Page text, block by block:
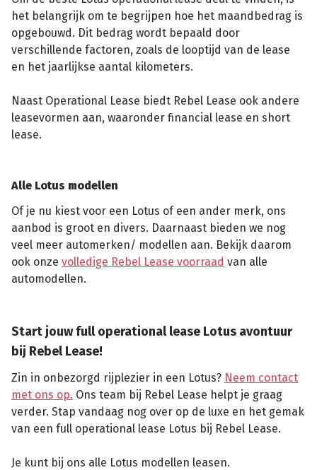
het belangrijk om te begrijpen hoe het maandbedrag is
opgebouwd. Dit bedrag wordt bepaald door
verschillende factoren, zoals de looptijd van de lease
en het jaarlijkse aantal kilometers.
Naast Operational Lease biedt Rebel Lease ook andere
leasevormen aan, waaronder financial lease en short
lease.
Alle Lotus modellen
Of je nu kiest voor een Lotus of een ander merk, ons
aanbod is groot en divers. Daarnaast bieden we nog
veel meer automerken/ modellen aan. Bekijk daarom
ook onze volledige Rebel Lease voorraad van alle
automodellen.
Start jouw full operational lease Lotus avontuur
bij Rebel Lease!
Zin in onbezorgd rijplezier in een Lotus? Neem contact
met ons op. Ons team bij Rebel Lease helpt je graag
verder. Stap vandaag nog over op de luxe en het gemak
van een full operational lease Lotus bij Rebel Lease.
Je kunt bij ons alle Lotus modellen leasen.